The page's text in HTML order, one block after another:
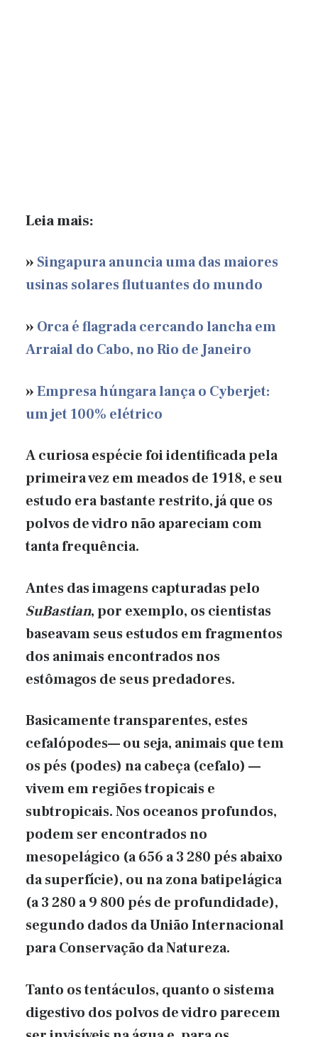
Leia mais:
» Singapura anuncia uma das maiores
usinas solares flutuantes do mundo
» Orca é flagrada cercando lancha em
Arraial do Cabo, no Rio de Janeiro
»Empresa húngara lança o Cyberjet:
um jet 100% elétrico
A curiosa espécie foi identificada pela
primeira vez em meados de 1918, e seu
estudo era bastante restrito, já que os
polvos de vidro não apareciam com
tanta frequência.
Antes das imagens capturadas pelo
SuBastian, por exemplo, os cientistas
baseavam seus estudos em fragmentos
dos animais encontrados nos
estômagos de seus predadores.
Basicamente transparentes, estes
cefalópodes— ou seja, animais que tem
os pés (podes) na cabeça (cefalo) —
vivem em regiões tropicais e
subtropicais. Nos oceanos profundos,
podem ser encontrados no
mesopelágico (a 656 a 3 280 pés abaixo
da superfície), ou na zona batipelágica
(a 3 280 a 9 800 pés de profundidade),
segundo dados da União Internacional
para Conservação da Natureza.
Tanto os tentáculos, quanto o sistema
digestivo dos polvos de vidro parecem